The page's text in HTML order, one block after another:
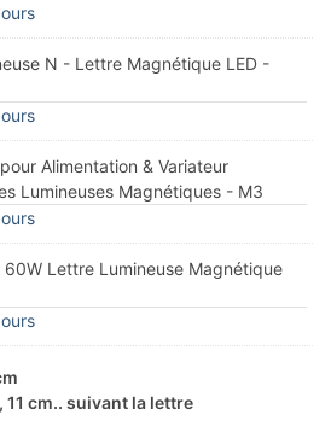
N - Lettre Magnétique LED -
Alimentation & Variateur
Lumineuses Magnétiques - M3
60W Lettre Lumineuse Magnétique
11 cm.. suivant la lettre